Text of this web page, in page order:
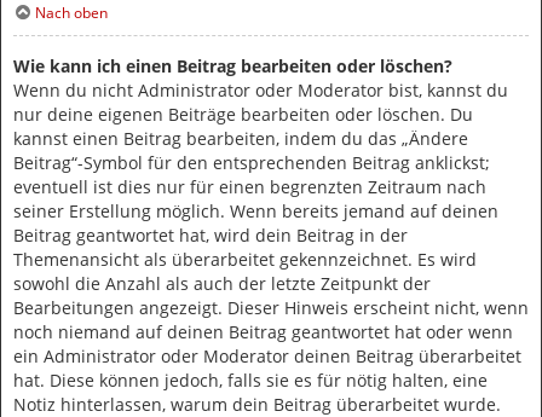
Nach oben
Wie kann ich einen Beitrag bearbeiten oder löschen?
Wenn du nicht Administrator oder Moderator bist, kannst du
nur deine eigenen Beiträge bearbeiten oder löschen. Du
kannst einen Beitrag bearbeiten, indem du das „Ändere
Beitrag“-Symbol für den entsprechenden Beitrag anklickst;
eventuell ist dies nur für einen begrenzten Zeitraum nach
seiner Erstellung möglich. Wenn bereits jemand auf deinen
Beitrag geantwortet hat, wird dein Beitrag in der
Themenansicht als überarbeitet gekennzeichnet. Es wird
sowohl die Anzahl als auch der letzte Zeitpunkt der
Bearbeitungen angezeigt. Dieser Hinweis erscheint nicht, wenn
noch niemand auf deinen Beitrag geantwortet hat oder wenn
ein Administrator oder Moderator deinen Beitrag überarbeitet
hat. Diese können jedoch, falls sie es für nötig halten, eine
Notiz hinterlassen, warum dein Beitrag überarbeitet wurde.